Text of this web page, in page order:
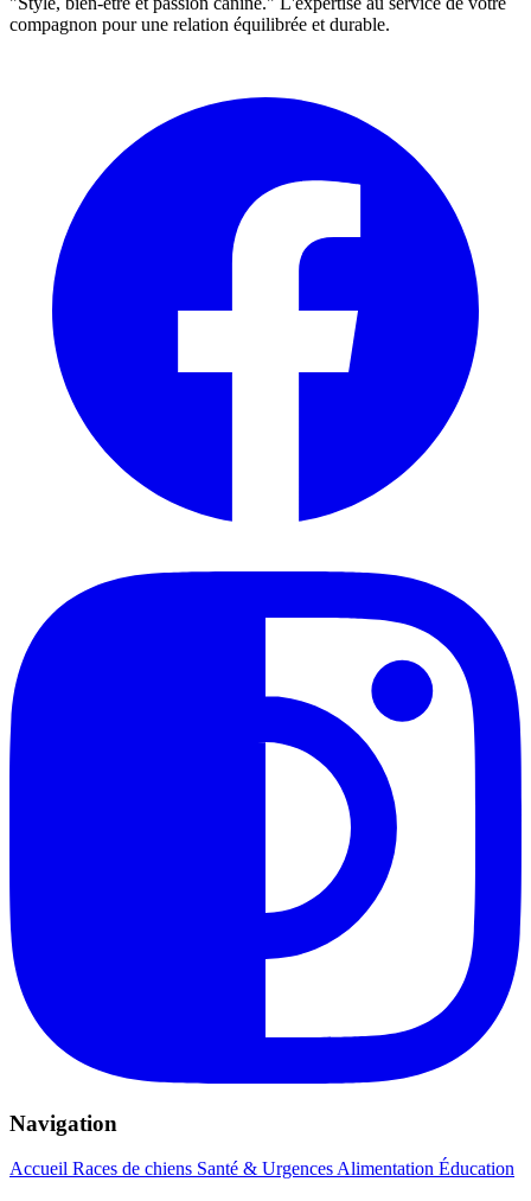
compagnon pour une relation équilibrée et durable.
Navigation
Accueil Races de chiens Santé & Urgences Alimentation Éducation